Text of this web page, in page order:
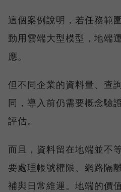
這個案例說明，若任務範
動用雲端大型模型，地端
應。
但不同企業的資料量、查
同，導入前仍需要概念驗
評估。
而且，資料留在地端並不
要處理帳號權限、網路隔
補與日常維運。地端的價